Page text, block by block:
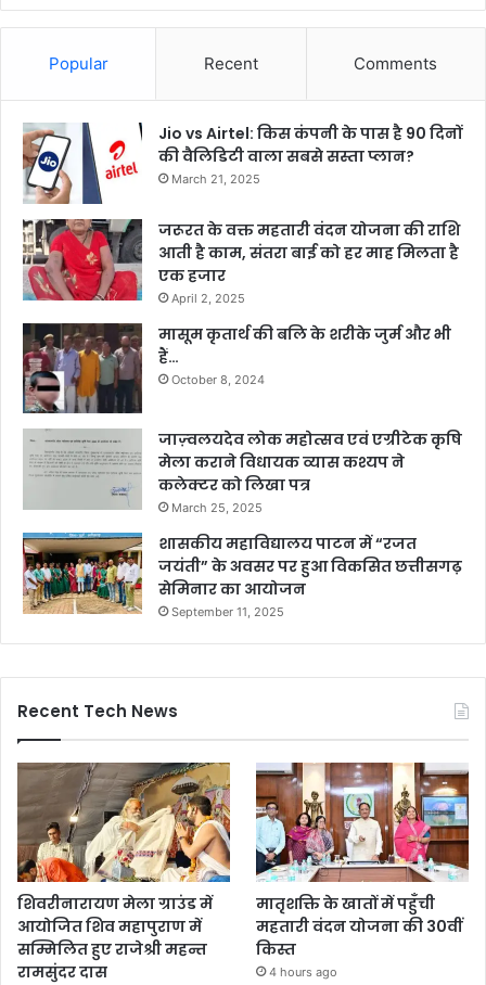
Popular Recent Comments
Jio vs Airtel: किस कंपनी के पास है 90 दिनों
की वैलिडिटी वाला सबसे सस्ता प्लान?
March 21, 2025
जरूरत के वक्त महतारी वंदन योजना की राशि
आती है काम, संतरा बाई को हर माह मिलता है
एक हजार
April 2, 2025
मासूम कृतार्थ की बलि के शरीके जुर्म और भी
हैं…
October 8, 2024
जाज़्वलयदेव लोक महोत्सव एवं एग्रीटेक कृषि
मेला कराने विधायक व्यास कश्यप ने
कलेक्टर को लिखा पत्र
March 25, 2025
शासकीय महाविद्यालय पाटन में “रजत
जयंती” के अवसर पर हुआ विकसित छत्तीसगढ़
सेमिनार का आयोजन
September 11, 2025
Recent Tech News
शिवरीनारायण मेला ग्राउंड में
आयोजित शिव महापुराण में
सम्मिलित हुए राजेश्री महन्त
रामसुंदर दास
मातृशक्ति के खातों में पहुँची
महतारी वंदन योजना की 30वीं
किस्त
4 hours ago